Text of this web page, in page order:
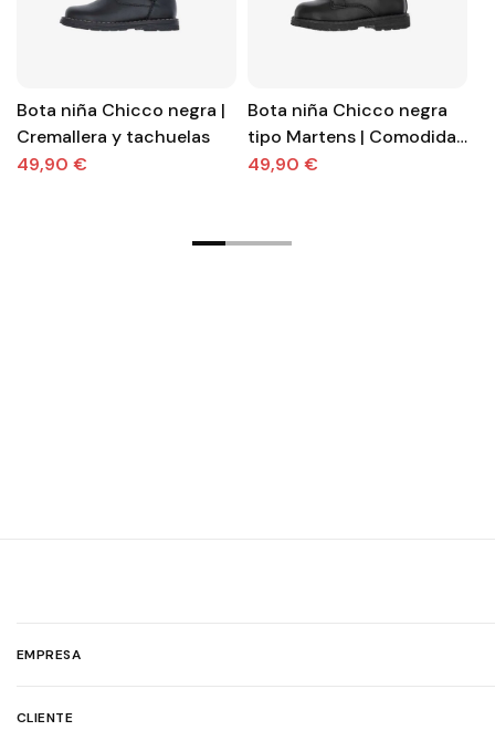
Bota niña Chicco negra |
Cremallera y tachuelas
49,90 €
Bota niña Chicco negra
tipo Martens | Comodidad
y estilo para cada
49,90 €
EMPRESA
CLIENTE